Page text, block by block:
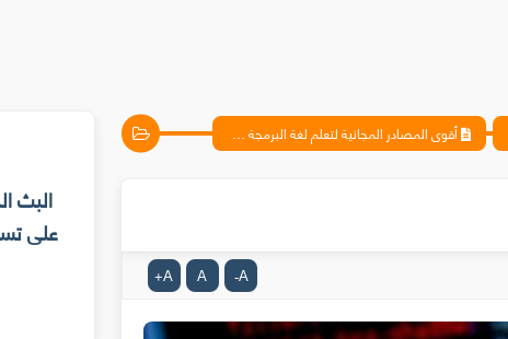
أقوى المصادر المجانية لتعلم لغة البرمجة CSS
A
-
A
A
+
البث
على